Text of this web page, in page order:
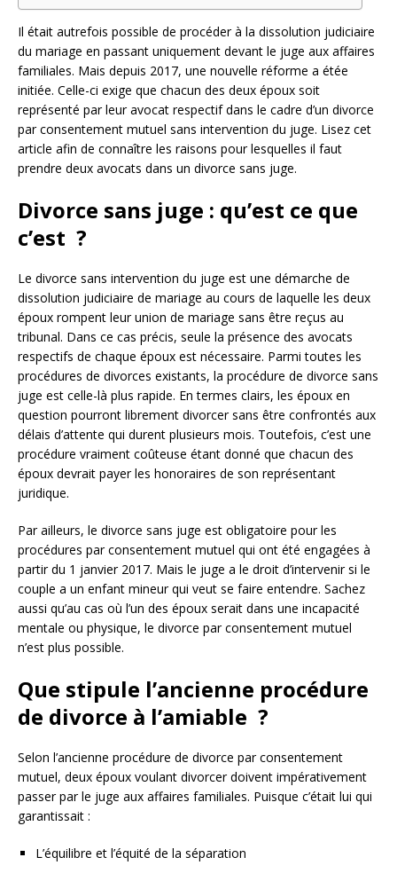
Il était autrefois possible de procéder à la dissolution judiciaire
du mariage en passant uniquement devant le juge aux affaires
familiales. Mais depuis 2017, une nouvelle réforme a étée
initiée. Celle-ci exige que chacun des deux époux soit
représenté par leur avocat respectif dans le cadre d’un divorce
par consentement mutuel sans intervention du juge. Lisez cet
article afin de connaître les raisons pour lesquelles il faut
prendre deux avocats dans un divorce sans juge.
Divorce sans juge : qu’est ce que
c’est ?
Le divorce sans intervention du juge est une démarche de
dissolution judiciaire de mariage au cours de laquelle les deux
époux rompent leur union de mariage sans être reçus au
tribunal. Dans ce cas précis, seule la présence des avocats
respectifs de chaque époux est nécessaire. Parmi toutes les
procédures de divorces existants, la procédure de divorce sans
juge est celle-là plus rapide. En termes clairs, les époux en
question pourront librement divorcer sans être confrontés aux
délais d’attente qui durent plusieurs mois. Toutefois, c’est une
procédure vraiment coûteuse étant donné que chacun des
époux devrait payer les honoraires de son représentant
juridique.
Par ailleurs, le divorce sans juge est obligatoire pour les
procédures par consentement mutuel qui ont été engagées à
partir du 1 janvier 2017. Mais le juge a le droit d’intervenir si le
couple a un enfant mineur qui veut se faire entendre. Sachez
aussi qu’au cas où l’un des époux serait dans une incapacité
mentale ou physique, le divorce par consentement mutuel
n’est plus possible.
Que stipule l’ancienne procédure
de divorce à l’amiable ?
Selon l’ancienne procédure de divorce par consentement
mutuel, deux époux voulant divorcer doivent impérativement
passer par le juge aux affaires familiales. Puisque c’était lui qui
garantissait :
L’équilibre et l’équité de la séparation